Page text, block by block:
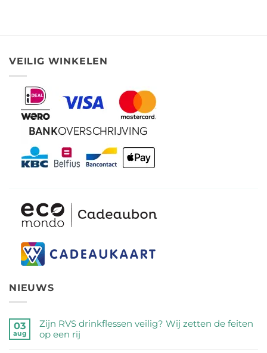
VEILIG WINKELEN
NIEUWS
03
aug
Zijn RVS drinkflessen veilig? Wij zetten de feiten
op een rij